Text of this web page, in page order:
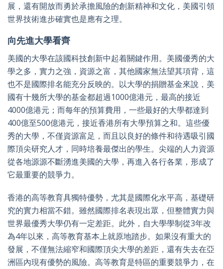
展，還有開放而勇於承擔風險的創新精神和文化，美國引領
世界技術進步確實也是應有之理。
向先進大學看齊
美國的大學在該國科技創新中起着關鍵作用。美國優秀的大
學之多，實力之強，資源之富，其他國家無法望其項背，這
也不是國際排名能充分反映的。以大學的捐贈基金來說，美
國有十幾所大學的基金都超過1000億港元，最高的接近
4000億港元；而每年的預算費用，一些最好的大學都達到
400億至500億港元，接近香港所有大學預算之和。這些優
秀的大學，不僅資源富足，而且以良好的條件和待遇吸引國
際頂尖研究人才，同時培養最傑出的學生。尖端的人力資源
從各地源源不斷湧進美國的大學，再進入各行各業，形成了
它最重要的競爭力。
香港的高等教育具獨特優勢，尤其是國際化水平高，基礎研
究的實力相當不錯。雖然國際排名表現出眾，但整體實力與
世界最優秀大學仍有一定差距。此外，自大學學制從3年改
為4年以來，高等教育基本上就原地踏步。如果沒有重大的
發展，不僅無法縮窄和國際頂尖大學的差距，還有失去在亞
洲區內現有優勢的風險。高等教育是特區的重要競爭力，在